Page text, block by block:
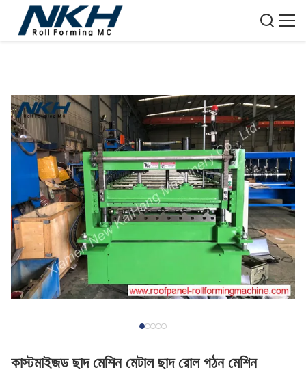
কাস্টমাইজড ছাদ মেশিন মেটাল ছাদ রোল গঠন মেশিন